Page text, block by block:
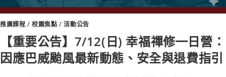
推廣課程 /校園焦點 /活動公告
【重要公告】7/12(日) 幸福禪修一日營：
因應巴威颱風最新動態、安全與退費指引